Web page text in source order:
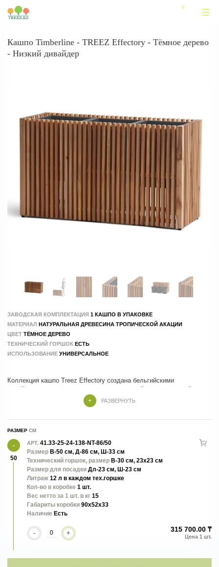
Кашпо Timberline - TREEZ Effectory - Тёмное дерево
- Низкий дивайдер
ЗАВОДСКАЯ КОМПЛЕКТАЦИЯ 1 КАШПО В УПАКОВКЕ
МАТЕРИАЛ НАТУРАЛЬНАЯ ДРЕВЕСИНА ТРОПИЧЕСКОЙ АКАЦИИ
ЦВЕТ ТЁМНОЕ ДЕРЕВО
ТЕХНИЧЕСКИЙ ГОРШОК ЕСТЬ
ИСПОЛЬЗОВАНИЕ УНИВЕРСАЛЬНОЕ
Коллекция кашпо Treez Effectory создана бельгийскими
дизайнерами с учётом актуальных тенденций и особенностей
современного оформления интерьеров и экстерьеров.
натуральной древесины тропической акации, которая славится
своей прочностью и устойчивостью к гниению.
Каждое изделие полностью выполнено вручную, что гарантирует
высокое качество и уникальность.
РАЗВЕРНУТЬ
РАЗМЕР
50
АРТ. 41.33-25-24-138-NT-86/50
Размер В-50 см, Д-86 см, Ш-33 см
Технический горшок, размер В-30 см, 23х23 см
Размер для посадки Дл-23 см, Ш-23 см
Литраж 12 л в каждом тех.горшке
Кол-во в коробке 1 шт.
Вес нетто за 1 шт. в кг 15
Габариты коробки 90x52x33
Наличие Есть
- + 315 700.00 ₸